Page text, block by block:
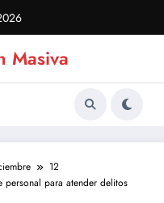
Masiva
12
personal para atender delitos